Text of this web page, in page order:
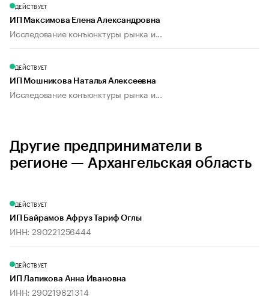
ДЕЙСТВУЕТ
ИП Максимова Елена Александровна
Исследование конъюнктуры рынка и...
ДЕЙСТВУЕТ
ИП Мошникова Наталья Алексеевна
Исследование конъюнктуры рынка и...
Другие предприниматели в
регионе — Архангельская область
ДЕЙСТВУЕТ
ИП Байрамов Афруз Тариф Оглы
ИНН: 290221256444
ДЕЙСТВУЕТ
ИП Лапикова Анна Ивановна
ИНН: 290219821314